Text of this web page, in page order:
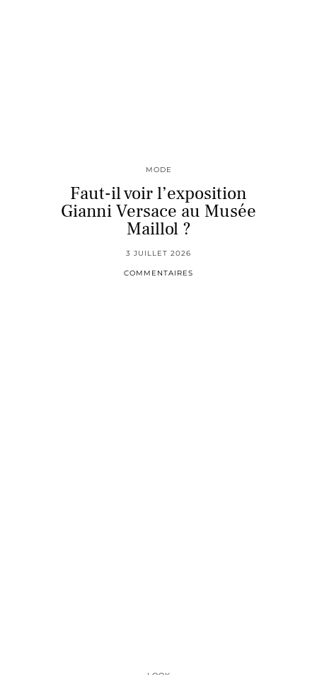
MODE
Faut-il voir l’exposition
Gianni Versace au Musée
Maillol ?
3 JUILLET 2026
COMMENTAIRES